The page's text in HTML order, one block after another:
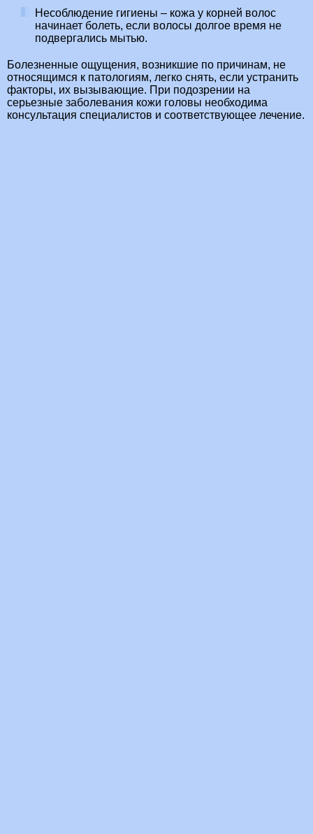
Несоблюдение гигиены – кожа у корней волос
начинает болеть, если волосы долгое время не
подвергались мытью.
Болезненные ощущения, возникшие по причинам, не
относящимся к патологиям, легко снять, если устранить
факторы, их вызывающие. При подозрении на
серьезные заболевания кожи головы необходима
консультация специалистов и соответствующее лечение.